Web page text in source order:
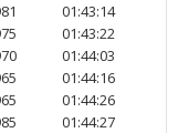
01:43:14
01:43:22
01:44:03
01:44:16
01:44:26
01:44:27